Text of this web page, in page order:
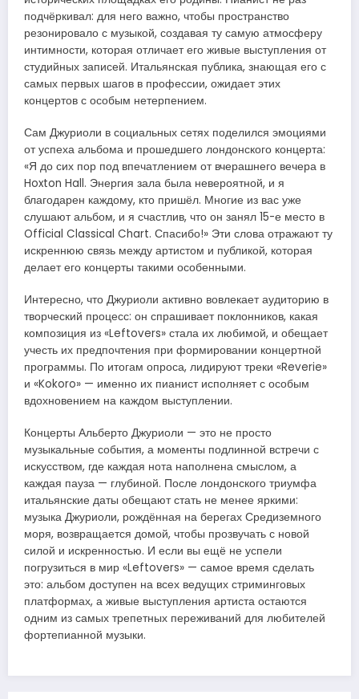
подчёркивал: для него важно, чтобы пространство
резонировало с музыкой, создавая ту самую атмосферу
интимности, которая отличает его живые выступления от
студийных записей. Итальянская публика, знающая его с
самых первых шагов в профессии, ожидает этих
концертов с особым нетерпением.
Сам Джуриоли в социальных сетях поделился эмоциями
от успеха альбома и прошедшего лондонского концерта:
«Я до сих пор под впечатлением от вчерашнего вечера в
Hoxton Hall. Энергия зала была невероятной, и я
благодарен каждому, кто пришёл. Многие из вас уже
слушают альбом, и я счастлив, что он занял 15-е место в
Official Classical Chart. Спасибо!» Эти слова отражают ту
искреннюю связь между артистом и публикой, которая
делает его концерты такими особенными.
Интересно, что Джуриоли активно вовлекает аудиторию в
творческий процесс: он спрашивает поклонников, какая
композиция из «Leftovers» стала их любимой, и обещает
учесть их предпочтения при формировании концертной
программы. По итогам опроса, лидируют треки «Reverie»
и «Kokoro» — именно их пианист исполняет с особым
вдохновением на каждом выступлении.
Концерты Альберто Джуриоли — это не просто
музыкальные события, а моменты подлинной встречи с
искусством, где каждая нота наполнена смыслом, а
каждая пауза — глубиной. После лондонского триумфа
итальянские даты обещают стать не менее яркими:
музыка Джуриоли, рождённая на берегах Средиземного
моря, возвращается домой, чтобы прозвучать с новой
силой и искренностью. И если вы ещё не успели
погрузиться в мир «Leftovers» — самое время сделать
это: альбом доступен на всех ведущих стриминговых
платформах, а живые выступления артиста остаются
одним из самых трепетных переживаний для любителей
фортепианной музыки.